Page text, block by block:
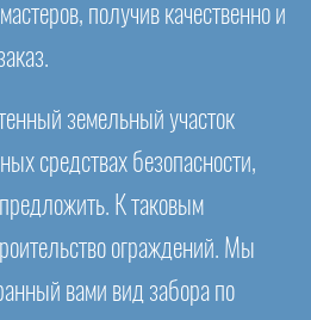
получив качественно и
земельный участок
средствах безопасности,
К таковым
ограждений. Мы
вами вид забора по